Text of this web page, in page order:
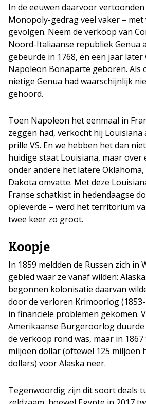
In de eeuwen daarvoor
Monopoly-gedrag veel vaker –
gevolgen. Neem de verkoop van
Noord-Italiaanse republiek Genua
gebeurde in 1768, en een jaar
Napoleon Bonaparte geboren. Als
nietige Genua had waarschijnlijk
gehoord.
Toen Napoleon het eenmaal in
zeggen had, verkocht hij Louisiana
prille VS. En we hebben het dan
huidige staat Louisiana, maar over
onder andere het latere Oklahoma,
Dakota omvatte. Met deze
Franse schatkist in hedendaagse
opleverde – werd het territorium
twee keer zo groot.
Koopje
In 1859 meldden de Russen zich in
gebied waar ze vanaf wilden:
begonnen kolonisatie daarvan
door de verloren Krimoorlog (1853-
in financiële problemen gekomen.
Amerikaanse Burgeroorlog
de verkoop rond was, maar in 1867
miljoen dollar (oftewel 125 miljoen
dollars) voor Alaska neer.
Tegenwoordig zijn dit soort deals